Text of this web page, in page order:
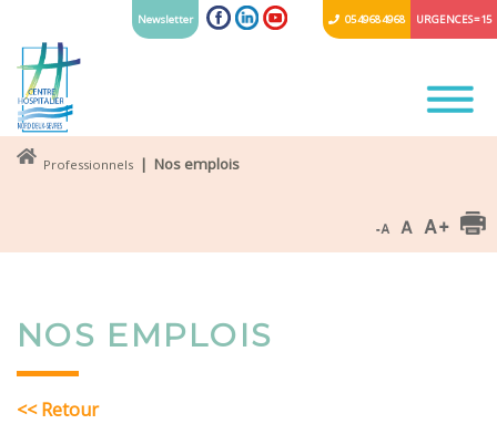
URGENCES = 15
05 49 68 49 68
Newsletter
Professionnels | Nos emplois
NOS EMPLOIS
<< Retour